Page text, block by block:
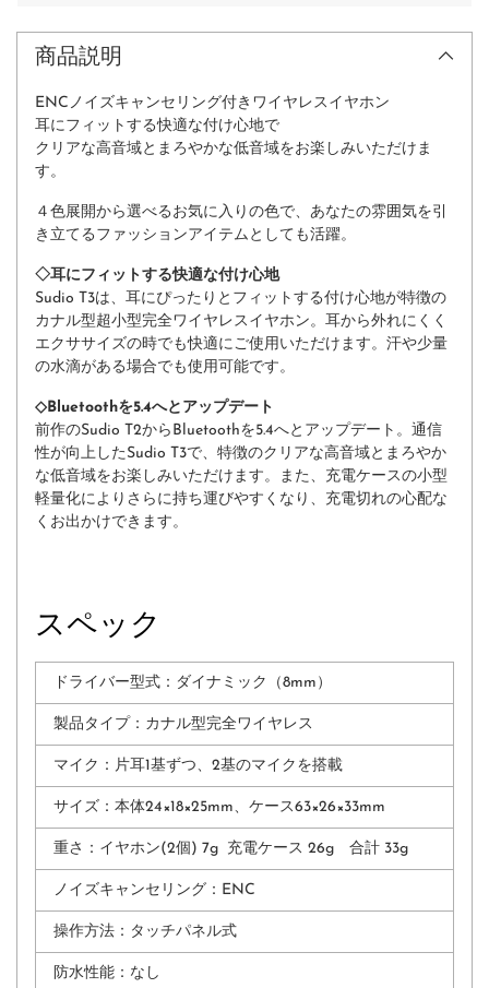
商品説明
ENCノイズキャンセリング付きワイヤレスイヤホン
耳にフィットする快適な付け心地で
クリアな高音域とまろやかな低音域をお楽しみいただけま
す。
４色展開から選べるお気に入りの色で、あなたの雰囲気を引
き立てるファッションアイテムとしても活躍。
◇耳にフィットする快適な付け心地
Sudio T3は、耳にぴったりとフィットする付け心地が特徴の
カナル型超小型完全ワイヤレスイヤホン。耳から外れにくく
エクササイズの時でも快適にご使用いただけます。汗や少量
の水滴がある場合でも使用可能です。
◇Bluetoothを5.4へとアップデート
前作のSudio T2からBluetoothを5.4へとアップデート。通信
性が向上したSudio T3で、特徴のクリアな高音域とまろやか
な低音域をお楽しみいただけます。また、充電ケースの小型
軽量化によりさらに持ち運びやすくなり、充電切れの心配な
くお出かけできます。
スペック
ドライバー型式：ダイナミック（8mm）
製品タイプ：カナル型完全ワイヤレス
マイク： 片耳1基ずつ、2基のマイクを搭載
サイズ： 本体24×18×25mm、ケース63×26×33mm
重さ：イヤホン(2個) 7g 充電ケース 26g 合計 33g
ノイズキャンセリング： ENC
操作方法： タッチパネル式
防⽔性能：なし